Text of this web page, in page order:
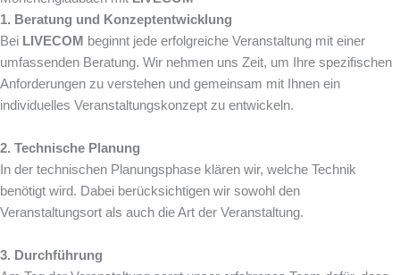
1. Beratung und Konzeptentwicklung
Bei LIVECOM beginnt jede erfolgreiche Veranstaltung mit einer
umfassenden Beratung. Wir nehmen uns Zeit, um Ihre spezifischen
Anforderungen zu verstehen und gemeinsam mit Ihnen ein
individuelles Veranstaltungskonzept zu entwickeln.
2. Technische Planung
In der technischen Planungsphase klären wir, welche Technik
benötigt wird. Dabei berücksichtigen wir sowohl den
Veranstaltungsort als auch die Art der Veranstaltung.
3. Durchführung